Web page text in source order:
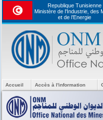
Republique Tunisienne
Ministère de l'Industrie, des
et de l’Energie
Accueil Accès à l'information